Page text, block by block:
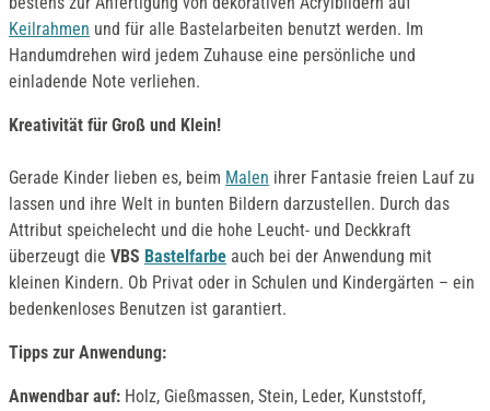
Keilrahmen und für alle Bastelarbeiten benutzt werden. Im
Handumdrehen wird jedem Zuhause eine persönliche und
einladende Note verliehen.
Kreativität für Groß und Klein!
Gerade Kinder lieben es, beim Malen ihrer Fantasie freien Lauf zu
lassen und ihre Welt in bunten Bildern darzustellen. Durch das
Attribut speichelecht und die hohe Leucht- und Deckkraft
überzeugt die VBS Bastelfarbe auch bei der Anwendung mit
kleinen Kindern. Ob Privat oder in Schulen und Kindergärten – ein
bedenkenloses Benutzen ist garantiert.
Tipps zur Anwendung:
Anwendbar auf: Holz, Gießmassen, Stein, Leder, Kunststoff,